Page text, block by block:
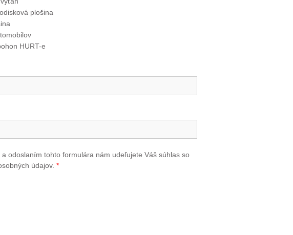
plošina
HURT-e
a odoslaním tohto formulára nám udeľujete Váš súhlas so
údajov. *